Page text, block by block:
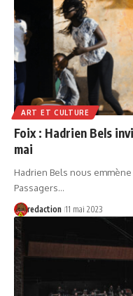
ART ET CULTURE
Foix : Hadrien Bels
mai
Hadrien Bels nous
Passagers…
redaction 11 mai 2023